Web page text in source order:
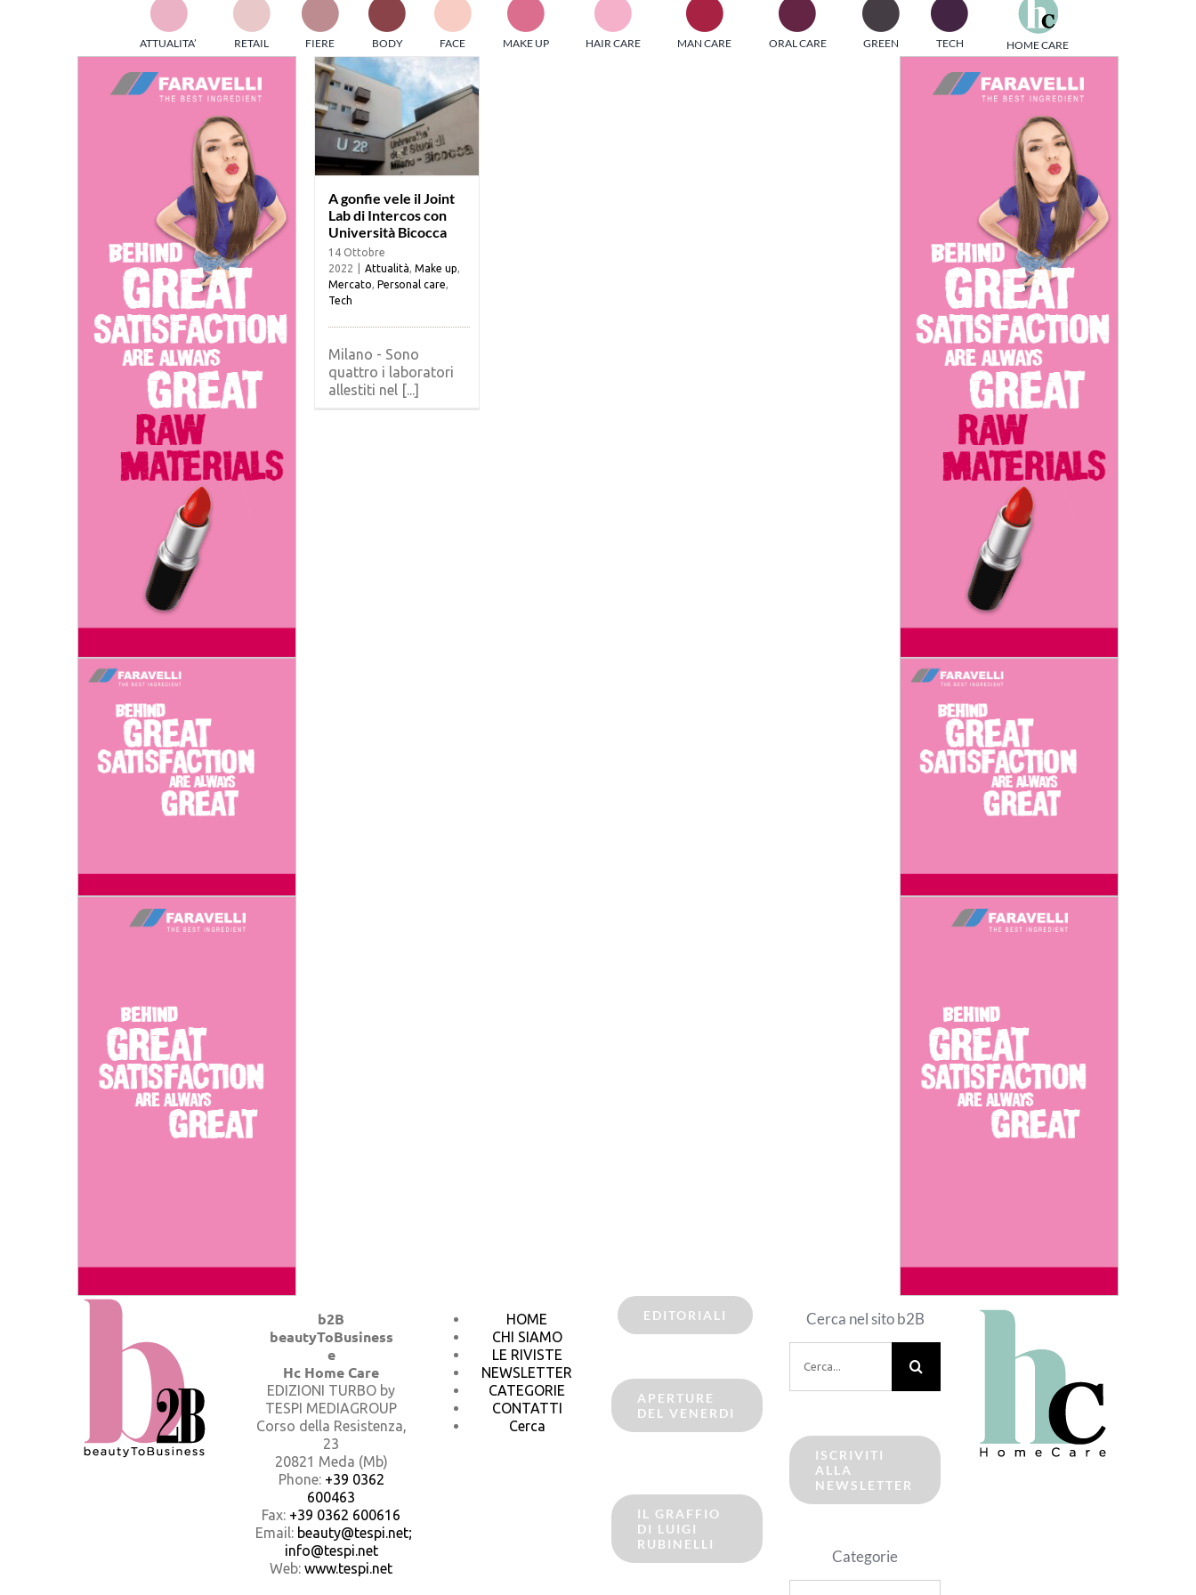
TESPI MEDIAGROUP racchiude un pool di società di comunicazione
ed editrici specializzate nell’informazione b2b. Edizioni Turbo, in
particolare, attraverso numerose riviste verticali, fornisce strumenti di
informazione che coinvolgono gli attori nei settori beauty, food,
technology, entertainment e sport.
Stay tuned!
ATTUALITA’ RETAIL FIERE BODY FACE MAKE UP HAIR CARE MAN CARE ORAL CARE GREEN TECH HOME CARE
Università Bicocca
A gonfie vele il Joint
Lab di Intercos con
Università Bicocca
14 Ottobre
2022
Attualità Make up
Mercato Personal care
Tech
Milano - Sono
quattro i laboratori
allestiti nel [...]
b2B
beautyToBusiness
e
Hc Home Care
EDIZIONI TURBO by
TESPI MEDIAGROUP
Corso della Resistenza,
23
20821 Meda (Mb)
Phone: +39 0362
600463
Fax: +39 0362 600616
Email: beauty@tespi.net;
info@tespi.net
Web: www.tespi.net
HOME
CHI SIAMO
LE RIVISTE
NEWSLETTER
CATEGORIE
CONTATTI
Cerca
EDITORIALI
APERTURE
DEL VENERDI
IL GRAFFIO
DI LUIGI
RUBINELLI
Cerca nel sito b2B
per:
ISCRIVITI
ALLA
NEWSLETTER
Categorie